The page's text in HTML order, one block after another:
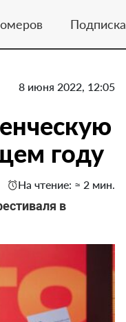
Подписка
8 июня 2022, 12:05
году
На чтение: ≈ 2 мин.
в